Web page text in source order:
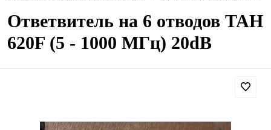
Ответвитель на 6 отводов TAH
620F (5 - 1000 МГц) 20dB